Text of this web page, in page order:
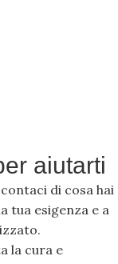
aiutarti
di cosa hai
tua esigenza e a
la cura e